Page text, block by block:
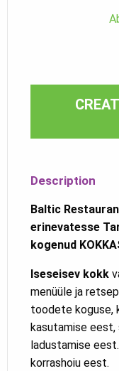
Description
Baltic
erinevatesse
kogenud
Iseseisev kokk
menüüle ja
toodete koguse,
kasutamise
ladustamise
korrashoiu eest.